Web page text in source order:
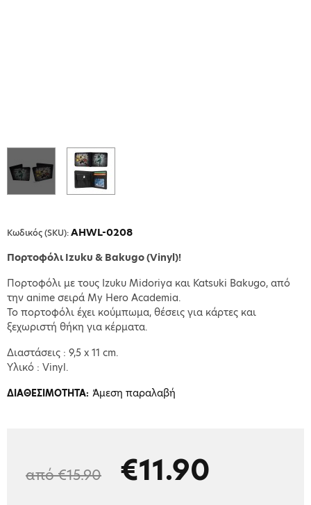
Κωδικός (SKU):AHWL-0208
Πορτοφόλι Izuku & Bakugo (Vinyl)!
Πορτοφόλι με τους Izuku Midoriya και Katsuki Bakugo, από
την anime σειρά My Hero Academia.
Το πορτοφόλι έχει κούμπωμα, θέσεις για κάρτες και
ξεχωριστή θήκη για κέρματα.
Διαστάσεις : 9,5 x 11 cm.
Υλικό : Vinyl.
ΔΙΑΘΕΣΙΜΟΤΗΤΑ: Άμεση παραλαβή
από €15.90 €11.90